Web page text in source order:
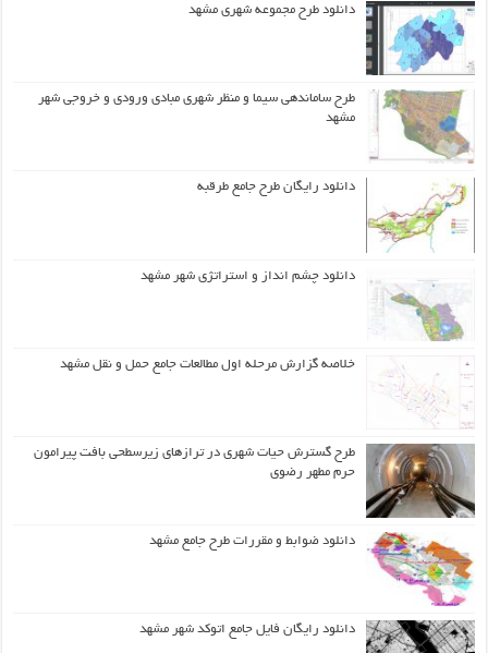
دانلود طرح مجموعه شهری مشهد
طرح ساماندهی سیما و منظر شهری مبادی ورودی و خروجی شهر
مشهد
دانلود رایگان طرح جامع طرقبه
دانلود چشم انداز و استراتژی شهر مشهد
خلاصه گزارش مرحله اول مطالعات جامع حمل و نقل مشهد
طرح گسترش حیات شهري در ترازهاي زیرسطحی بافت پیرامون
حرم مطهر رضوي
دانلود ضوابط و مقررات طرح جامع مشهد
دانلود رایگان فایل جامع اتوکد شهر مشهد